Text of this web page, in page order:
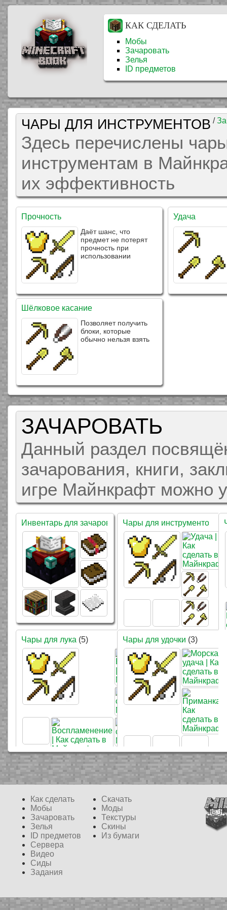
КАК СДЕЛАТЬ
Мобы
Зачаровать
Зелья
ID предметов
ЧАРЫ ДЛЯ ИНСТРУМЕНТОВ /
Здесь перечислены
инструментам в
их эффективность
Прочность
Даёт шанс, что
предмет не потерят
прочность при
использовании
Удача
Шёлковое касание
Позволяет получить
блоки, которые
обычно нельзя взять
ЗАЧАРОВАТЬ
Данный раздел
зачарования, книги,
игре Майнкрафт можно
Инвентарь для зачарования (6)
Чары для инструментов (4)
Чары для лука (5) Чары для удочки (3)
Как сделать
Мобы
Зачаровать
Зелья
ID предметов
Сервера
Видео
Сиды
Задания
Скачать
Моды
Текстуры
Скины
Из бумаги